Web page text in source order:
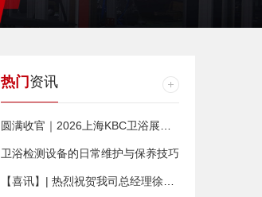
热门 资讯
卫浴检测设备的日常维护与保养技巧